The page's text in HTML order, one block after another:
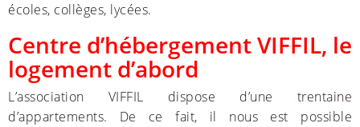
écoles, collèges, lycées.
Centre d’hébergement VIFFIL, le
logement d’abord
L’association VIFFIL dispose d’une trentaine
d’appartements. De ce fait, il nous est possible